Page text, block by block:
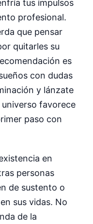
tus impulsos
profesional.
que pensar
quitarles su
es
con dudas
y lánzate
favorece
paso con
en
personas
de sustento o
sus vidas. No
de la